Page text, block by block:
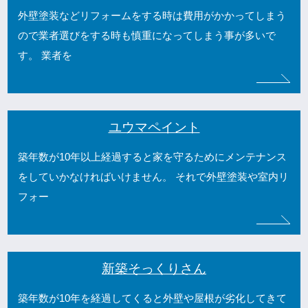
外壁塗装などリフォームをする時は費用がかかってしまう
ので業者選びをする時も慎重になってしまう事が多いで
す。 業者を
ユウマペイント
築年数が10年以上経過すると家を守るためにメンテナンス
をしていかなければいけません。 それで外壁塗装や室内リ
フォー
新築そっくりさん
築年数が10年を経過してくると外壁や屋根が劣化してきて